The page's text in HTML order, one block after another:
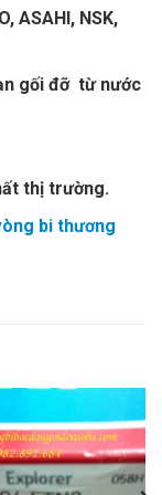
ASAHI, NSK,
gối đỡ từ nước
thị trường.
bi thương